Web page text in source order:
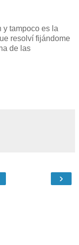
y tampoco es la
resolví fijándome
de las
›